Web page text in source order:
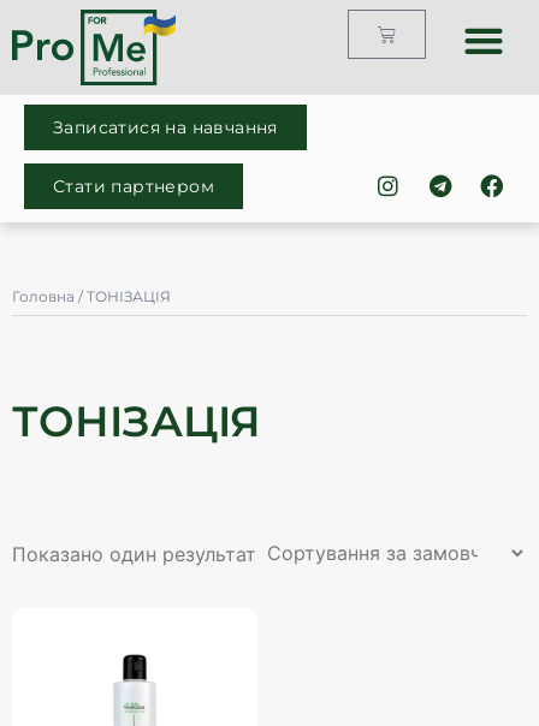
Записатися на навчання
Стати партнером
Головна / ТОНІЗАЦІЯ
ТОНІЗАЦІЯ
Показано один результат